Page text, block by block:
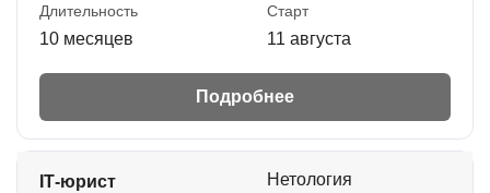
Длительность
10 месяцев
Старт
11 августа
Подробнее
IT‑юрист Нетология